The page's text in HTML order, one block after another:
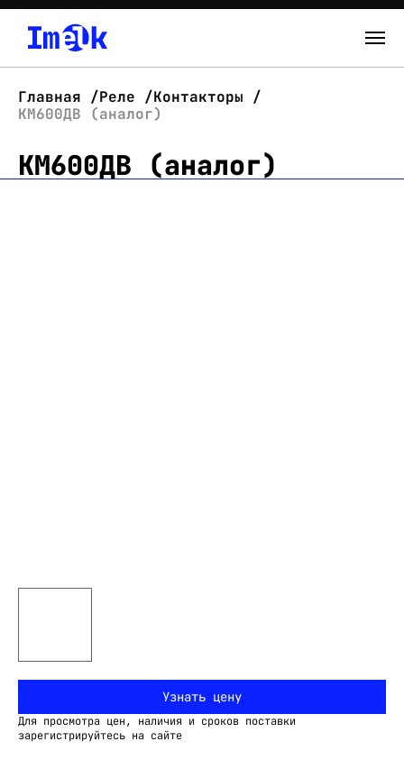
Новости
Главная Реле
Контакторы
КМ600ДВ (аналог)
КМ600ДВ (аналог)
Узнать цену
Для просмотра цен, наличия и сроков поставки
зарегистрируйтесь на сайте